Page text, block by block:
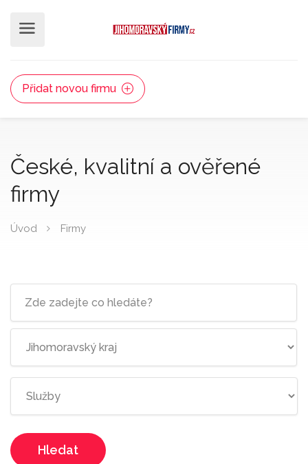
Přidat novou firmu
České, kvalitní a ověřené
firmy
Úvod Firmy
Hledat